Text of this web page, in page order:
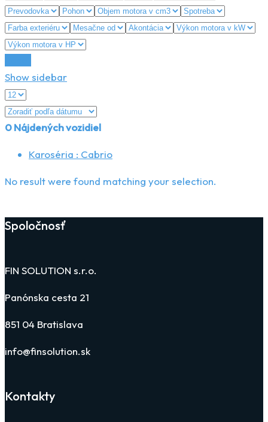
Show sidebar
0Nájdených vozidiel
Karoséria : Cabrio
No result were found matching your selection.
Spoločnosť
FIN SOLUTION s.r.o.
Panónska cesta 21
851 04 Bratislava
info@finsolution.sk
Kontakty